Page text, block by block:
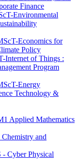
Finance
Environmental
Economics for
Policy
Internet of Things :
Program
Energy
Technology &
Applied Mathematics
and
Cyber Physical